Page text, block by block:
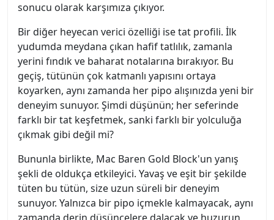
sonucu olarak karşımıza çıkıyor.
Bir diğer heyecan verici özelliği ise tat profili. İlk
yudumda meydana çıkan hafif tatlılık, zamanla
yerini fındık ve baharat notalarına bırakıyor. Bu
geçiş, tütünün çok katmanlı yapısını ortaya
koyarken, aynı zamanda her pipo alışınızda yeni bir
deneyim sunuyor. Şimdi düşünün; her seferinde
farklı bir tat keşfetmek, sanki farklı bir yolculuğa
çıkmak gibi değil mi?
Bununla birlikte, Mac Baren Gold Block'un yanış
şekli de oldukça etkileyici. Yavaş ve eşit bir şekilde
tüten bu tütün, size uzun süreli bir deneyim
sunuyor. Yalnızca bir pipo içmekle kalmayacak, aynı